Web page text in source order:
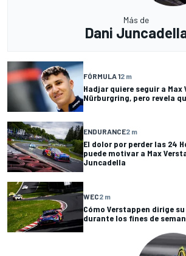
Más de
Dani
FÓRMULA 12 m
Hadjar quiere seguir a Max
Nürburgring, pero revela
ENDURANCE2 m
El dolor por perder las 24
puede motivar a Max
Juncadella
WEC2 m
Cómo Verstappen dirige
durante los fines de